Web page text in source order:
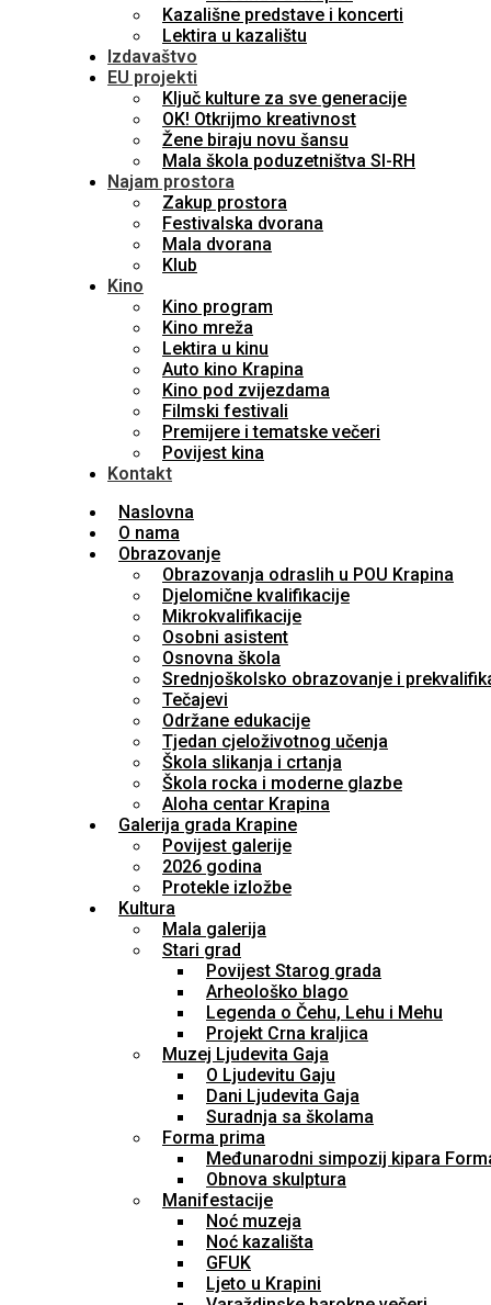
Kazališne predstave i koncerti
Lektira u kazalištu
Izdavaštvo
EU projekti
Ključ kulture za sve generacije
OK! Otkrijmo kreativnost
Žene biraju novu šansu
Mala škola poduzetništva SI-RH
Najam prostora
Zakup prostora
Festivalska dvorana
Mala dvorana
Klub
Kino
Kino program
Kino mreža
Lektira u kinu
Auto kino Krapina
Kino pod zvijezdama
Filmski festivali
Premijere i tematske večeri
Povijest kina
Kontakt
Naslovna
O nama
Obrazovanje
Obrazovanja odraslih u POU Krapina
Djelomične kvalifikacije
Mikrokvalifikacije
Osobni asistent
Osnovna škola
Srednjoškolsko obrazovanje i
Tečajevi
Održane edukacije
Tjedan cjeloživotnog učenja
Škola slikanja i crtanja
Škola rocka i moderne glazbe
Aloha centar Krapina
Galerija grada Krapine
Povijest galerije
2026 godina
Protekle izložbe
Kultura
Mala galerija
Stari grad
Povijest Starog grada
Arheološko blago
Legenda o Čehu, Lehu i Mehu
Projekt Crna kraljica
Muzej Ljudevita Gaja
O Ljudevitu Gaju
Dani Ljudevita Gaja
Suradnja sa školama
Forma prima
Međunarodni simpozij kipara
Obnova skulptura
Manifestacije
Noć muzeja
Noć kazališta
GFUK
Ljeto u Krapini